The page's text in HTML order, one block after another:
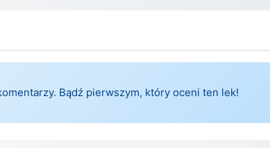
Bądź pierwszym, który oceni ten lek!